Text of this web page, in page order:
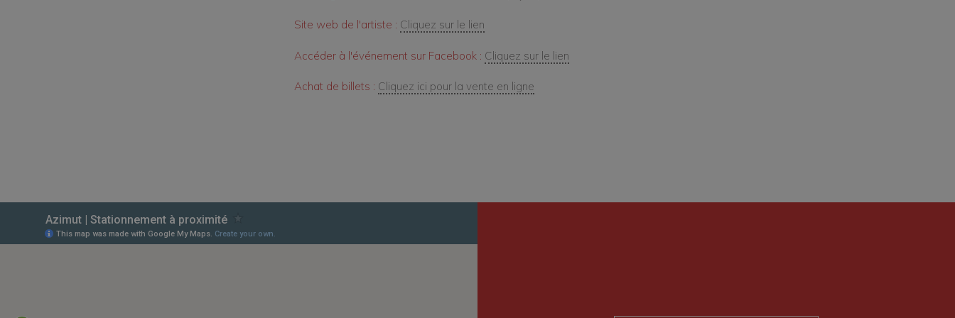
Site web de l'artiste : Cliquez sur le lien
Accéder à l'événement sur Facebook : Cliquez sur le lien
Achat de billets : Cliquez ici pour la vente en ligne